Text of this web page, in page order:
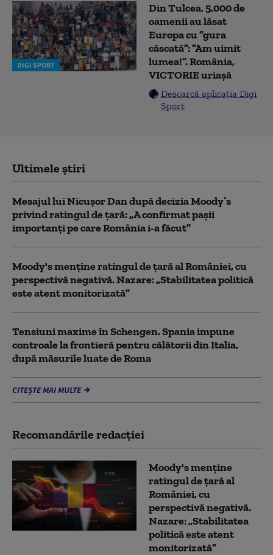
DIGI SPORT
Din Tulcea, 5.000 de
oamenii au lăsat
Europa cu ”gura
căscată”: ”Am uimit
lumea!”. România,
VICTORIE uriașă
Descarcă aplicația Digi
Sport
Ultimele știri
Mesajul lui Nicușor Dan după decizia Moody’s
privind ratingul de țară: „A confirmat pașii
importanți pe care România i-a făcut”
Moody's menține ratingul de țară al României, cu
perspectivă negativă. Nazare: „Stabilitatea politică
este atent monitorizată”
Tensiuni maxime în Schengen. Spania impune
controale la frontieră pentru călătorii din Italia,
după măsurile luate de Roma
CITEȘTE MAI MULTE
Recomandările redacţiei
Moody's menține
ratingul de țară al
României, cu
perspectivă negativă.
Nazare: „Stabilitatea
politică este atent
monitorizată”